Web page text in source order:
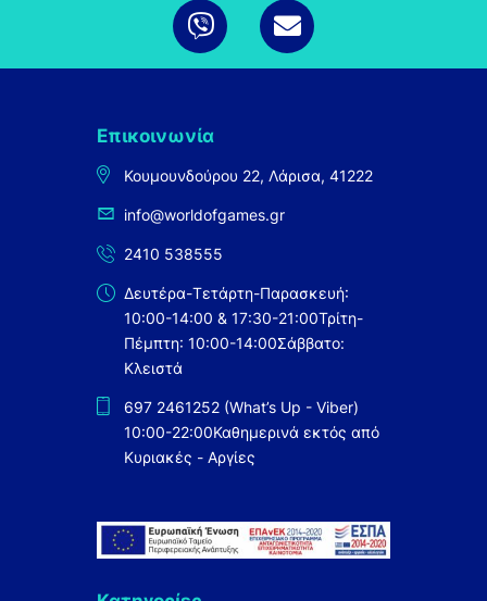
Επικοινωνία
Κουμουνδούρου 22, Λάρισα, 41222
info@worldofgames.gr
2410 538555
Δευτέρα-Τετάρτη-Παρασκευή:
10:00-14:00 & 17:30-21:00Τρίτη-
Πέμπτη: 10:00-14:00Σάββατο:
Κλειστά
697 2461252 (What’s Up - Viber)
10:00-22:00Καθημερινά εκτός από
Κυριακές - Αργίες